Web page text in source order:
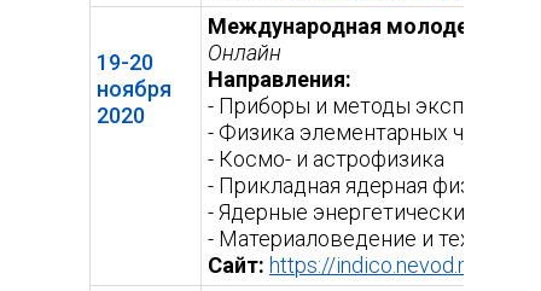
19-20
ноября
2020
Международная молодежная
Онлайн
Направления:
- Приборы и методы
- Физика элементарных частиц
- Космо- и астрофизика
- Прикладная ядерная физика и
- Ядерные энергетические
- Материаловедение и
Сайт: https://